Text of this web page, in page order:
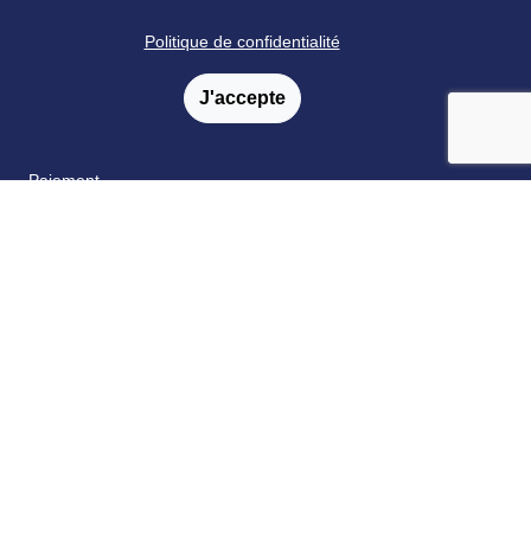
Paiement
Politique de confidentialité
J'accepte